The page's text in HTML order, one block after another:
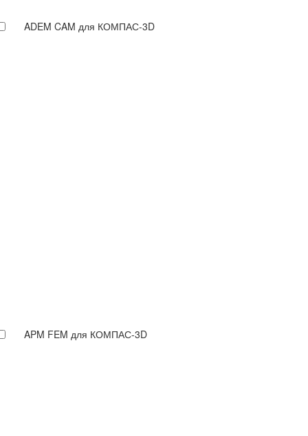
ADEM CAM для КОМПАС-3D
APM FEM для КОМПАС-3D